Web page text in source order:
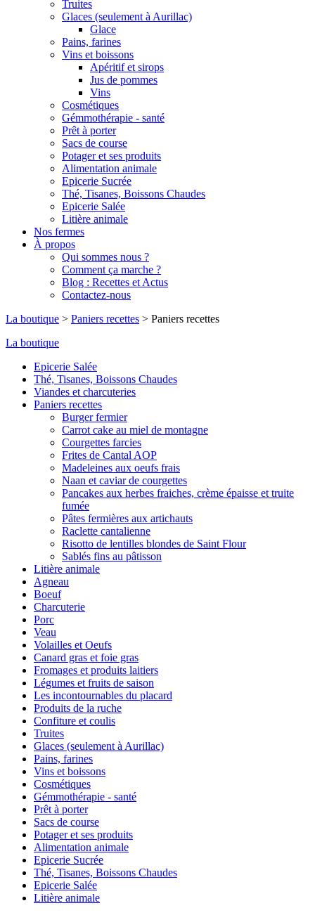
Truites
Glaces (seulement à Aurillac)
Glace
Pains, farines
Vins et boissons
Apéritif et sirops
Jus de pommes
Vins
Cosmétiques
Gémmothérapie - santé
Prêt à porter
Sacs de course
Potager et ses produits
Alimentation animale
Epicerie Sucrée
Thé, Tisanes, Boissons Chaudes
Epicerie Salée
Litière animale
Nos fermes
À propos
Qui sommes nous ?
Comment ça marche ?
Blog : Recettes et Actus
Contactez-nous
La boutique > Paniers recettes > Paniers recettes
La boutique
Epicerie Salée
Thé, Tisanes, Boissons Chaudes
Viandes et charcuteries
Paniers recettes
Burger fermier
Carrot cake au miel de montagne
Courgettes farcies
Frites de Cantal AOP
Madeleines aux oeufs frais
Naan et caviar de courgettes
Pancakes aux herbes fraiches, crème épaisse et truite
fumée
Pâtes fermières aux artichauts
Raclette cantalienne
Risotto de lentilles blondes de Saint Flour
Sablés fins au pâtisson
Litière animale
Agneau
Boeuf
Charcuterie
Porc
Veau
Volailles et Oeufs
Canard gras et foie gras
Fromages et produits laitiers
Légumes et fruits de saison
Les incontournables du placard
Produits de la ruche
Confiture et coulis
Truites
Glaces (seulement à Aurillac)
Pains, farines
Vins et boissons
Cosmétiques
Gémmothérapie - santé
Prêt à porter
Sacs de course
Potager et ses produits
Alimentation animale
Epicerie Sucrée
Thé, Tisanes, Boissons Chaudes
Epicerie Salée
Litière animale